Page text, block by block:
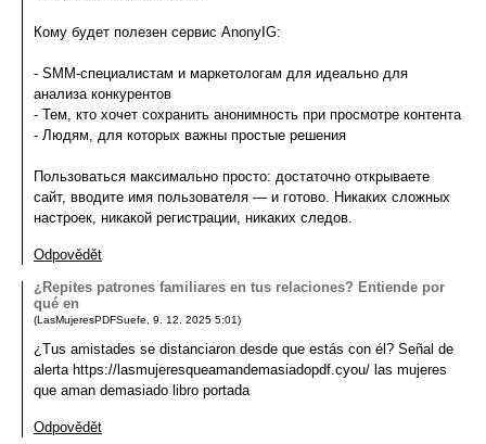
Кому будет полезен сервис AnonyIG:
- SMM-специалистам и маркетологам для идеально для
анализа конкурентов
- Тем, кто хочет сохранить анонимность при просмотре контента
- Людям, для которых важны простые решения
Пользоваться максимально просто: достаточно открываете
сайт, вводите имя пользователя — и готово. Никаких сложных
настроек, никакой регистрации, никаких следов.
Odpovědět
¿Repites patrones familiares en tus relaciones? Entiende por
qué en
(LasMujeresPDFSuefe 9. 12. 2025 5:01)
¿Tus amistades se distanciaron desde que estás con él? Señal de
alerta https://lasmujeresqueamandemasiadopdf.cyou/ las mujeres
que aman demasiado libro portada
Odpovědět